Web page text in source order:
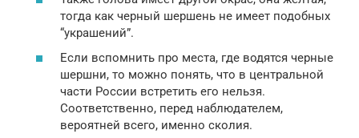
тогда как черный шершень не имеет подобных
“украшений”.
Если вспомнить про места, где водятся черные
шершни, то можно понять, что в центральной
части России встретить его нельзя.
Соответственно, перед наблюдателем,
вероятней всего, именно сколия.